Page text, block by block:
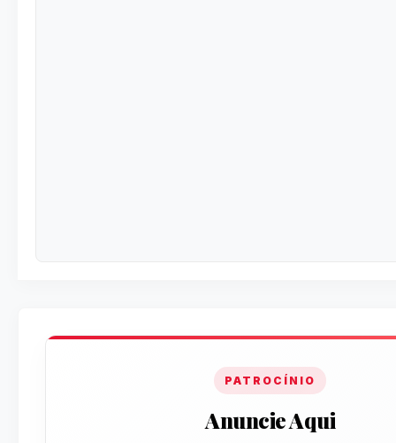
PATROCÍNIO
Anuncie Aqui